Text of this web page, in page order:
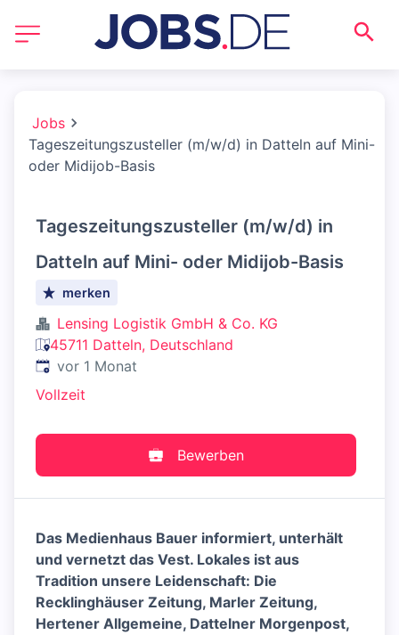
Jobs
Tageszeitungszusteller (m/w/d) in Datteln auf Mini-
oder Midijob-Basis
Tageszeitungszusteller (m/w/d) in
Datteln auf Mini- oder Midijob-Basis
merken
Lensing Logistik GmbH & Co. KG
45711 Datteln, Deutschland
Veröffentlicht:
vor 1 Monat
Vollzeit
Bewerben
Das Medienhaus Bauer informiert, unterhält
und vernetzt das Vest. Lokales ist aus
Tradition unsere Leidenschaft: Die
Recklinghäuser Zeitung, Marler Zeitung,
Hertener Allgemeine, Dattelner Morgenpost,